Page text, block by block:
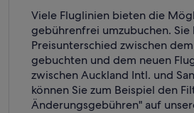
Viele Fluglinien bieten die
gebührenfrei umzubuchen. Sie
Preisunterschied zwischen
gebuchten und dem neuen
zwischen Auckland Intl. und
können Sie zum Beispiel den
Änderungsgebühren" auf